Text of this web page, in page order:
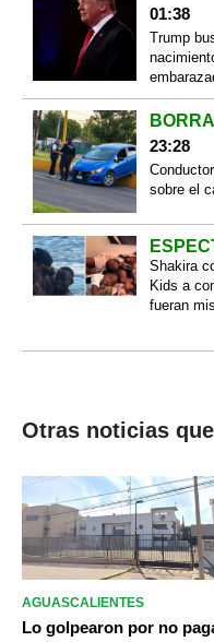
01:38
Trump
23:28
sobre el
Shakira
Kids a
fueran
Otras noticias
AGUASCALIENTES
Lo golpearon por no